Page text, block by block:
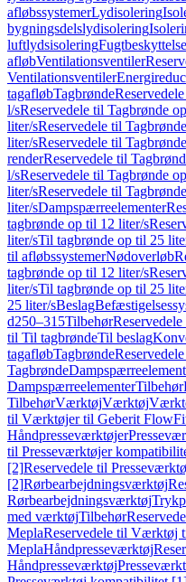
afløbssystemerLydisolering
bygningsdelslydisolering
luftlydsisoleringFugtbeskyttelse
afløbVentilationsventiler
Ventilationsventiler
tagafløbTagbrønde
l/sReservedele til Tagbrønde
liter/sReservedele til
liter/sReservedele til
renderReservedele til
l/sReservedele til Tagbrønde
liter/sReservedele til
liter/sDampspærreelementer
tagbrønde op til 12 liter/s
liter/sTil tagbrønde op til 25
til afløbssystemerNødoverløb
tagbrønde op til 12 liter/s
liter/sTil tagbrønde op til 25
25 liter/sBeslag
d250–315Tilbehør
til Til tagbrøndeTil beslag
tagafløbTagbrønde
Tagbrønde
DampspærreelementerTilbehør
TilbehørVærktøjVærktøj
til Værktøjer til Geberit
Håndpresseværktøjer
til Presseværktøjer
[2]Reservedele til
[2]Rørbearbejdningsværktøj
Rørbearbejdningsværktøj
med værktøjTilbehør
MeplaReservedele til Værktøj
MeplaHåndpresseværktøj
Håndpresseværktøj